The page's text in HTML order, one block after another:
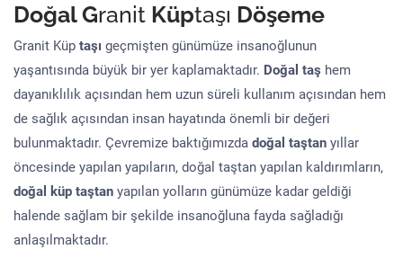
Doğal Granit Küptaşı Döşeme
Granit Küp taşı geçmişten günümüze insanoğlunun
yaşantısında büyük bir yer kaplamaktadır. Doğal taş hem
dayanıklılık açısından hem uzun süreli kullanım açısından hem
de sağlık açısından insan hayatında önemli bir değeri
bulunmaktadır. Çevremize baktığımızda doğal taştan yıllar
öncesinde yapılan yapıların, doğal taştan yapılan kaldırımların,
doğal küp taştan yapılan yolların günümüze kadar geldiği
halende sağlam bir şekilde insanoğluna fayda sağladığı
anlaşılmaktadır.